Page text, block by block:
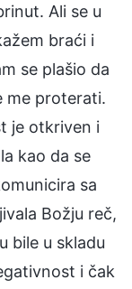
Ali se u
braći i
se plašio da
me proterati.
je otkriven i
kao da se
sa
Božju reč,
bile u skladu
i čak